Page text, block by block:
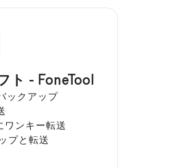
ト - FoneTool
ックアップ
ンキー転送
プと転送